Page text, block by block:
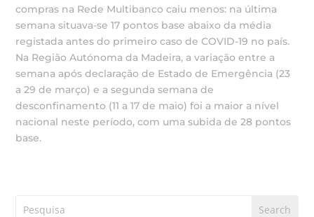
compras na Rede Multibanco caiu menos: na última
semana situava-se 17 pontos base abaixo da média
registada antes do primeiro caso de COVID-19 no país.
Na Região Autónoma da Madeira, a variação entre a
semana após declaração de Estado de Emergência (23
a 29 de março) e a segunda semana de
desconfinamento (11 a 17 de maio) foi a maior a nível
nacional neste período, com uma subida de 28 pontos
base.